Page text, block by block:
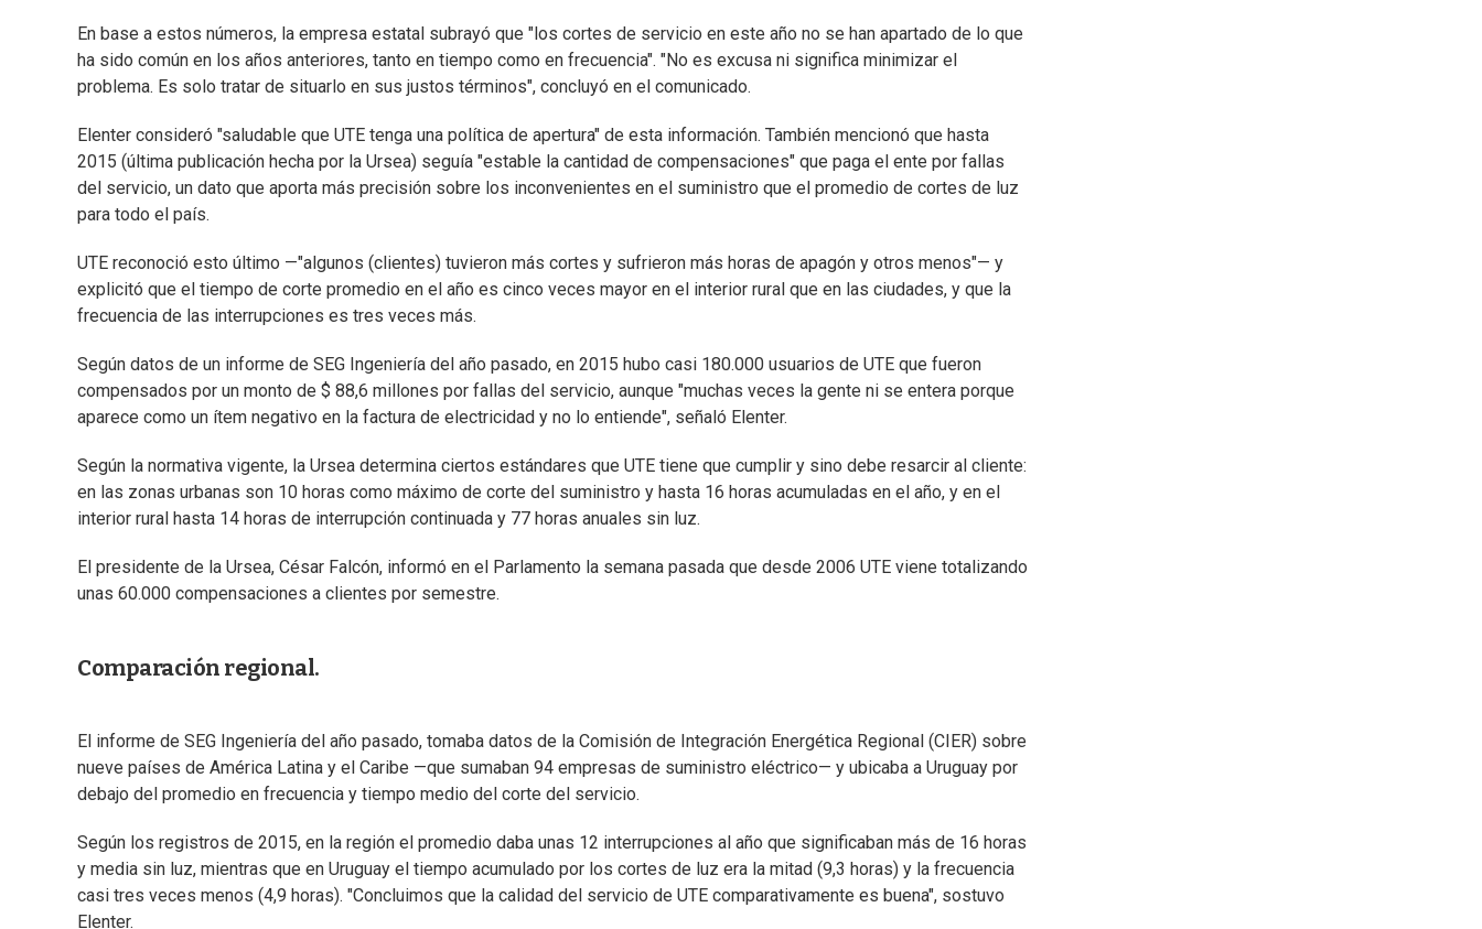
En base a estos números, la empresa estatal subrayó que "los cortes de servicio en este año no se han apartado de lo que
ha sido común en los años anteriores, tanto en tiempo como en frecuencia". "No es excusa ni significa minimizar el
problema. Es solo tratar de situarlo en sus justos términos", concluyó en el comunicado.
Elenter consideró "saludable que UTE tenga una política de apertura" de esta información. También mencionó que hasta
2015 (última publicación hecha por la Ursea) seguía "estable la cantidad de compensaciones" que paga el ente por fallas
del servicio, un dato que aporta más precisión sobre los inconvenientes en el suministro que el promedio de cortes de luz
para todo el país.
UTE reconoció esto último —"algunos (clientes) tuvieron más cortes y sufrieron más horas de apagón y otros menos"— y
explicitó que el tiempo de corte promedio en el año es cinco veces mayor en el interior rural que en las ciudades, y que la
frecuencia de las interrupciones es tres veces más.
Según datos de un informe de SEG Ingeniería del año pasado, en 2015 hubo casi 180.000 usuarios de UTE que fueron
compensados por un monto de $ 88,6 millones por fallas del servicio, aunque "muchas veces la gente ni se entera porque
aparece como un ítem negativo en la factura de electricidad y no lo entiende", señaló Elenter.
Según la normativa vigente, la Ursea determina ciertos estándares que UTE tiene que cumplir y sino debe resarcir al cliente:
en las zonas urbanas son 10 horas como máximo de corte del suministro y hasta 16 horas acumuladas en el año, y en el
interior rural hasta 14 horas de interrupción continuada y 77 horas anuales sin luz.
El presidente de la Ursea, César Falcón, informó en el Parlamento la semana pasada que desde 2006 UTE viene totalizando
unas 60.000 compensaciones a clientes por semestre.
Comparación regional.
El informe de SEG Ingeniería del año pasado, tomaba datos de la Comisión de Integración Energética Regional (CIER) sobre
nueve países de América Latina y el Caribe —que sumaban 94 empresas de suministro eléctrico— y ubicaba a Uruguay por
debajo del promedio en frecuencia y tiempo medio del corte del servicio.
Según los registros de 2015, en la región el promedio daba unas 12 interrupciones al año que significaban más de 16 horas
y media sin luz, mientras que en Uruguay el tiempo acumulado por los cortes de luz era la mitad (9,3 horas) y la frecuencia
casi tres veces menos (4,9 horas). "Concluimos que la calidad del servicio de UTE comparativamente es buena", sostuvo
Elenter.